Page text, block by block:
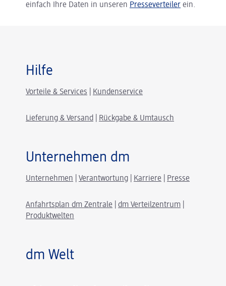
einfach Ihre Daten in unseren Presseverteiler ein.
Hilfe
Vorteile & Services Kundenservice
Lieferung & Versand Rückgabe & Umtausch
Unternehmen dm
Unternehmen Verantwortung Karriere Presse
Anfahrtsplan dm Zentrale dm Verteilzentrum
Produktwelten
dm Welt